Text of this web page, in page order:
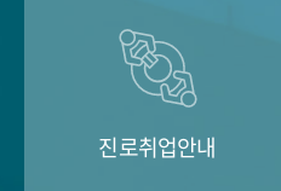
진로취업안내